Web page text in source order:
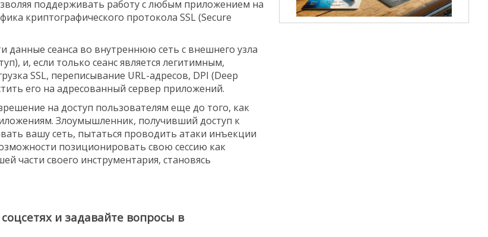
поддерживать работу с любым приложением на
криптографического протокола SSL (Secure
данные сеанса во внутреннюю сеть с внешнего узла
и, если только сеанс является легитимным,
SSL, переписывание URL-адресов, DPI (Deep
его на адресованный сервер приложений.
на доступ пользователям еще до того, как
Злоумышленник, получивший доступ к
вашу сеть, пытаться проводить атаки инъекции
позиционировать свою сессию как
части своего инструментария, становясь
и задавайте вопросы в